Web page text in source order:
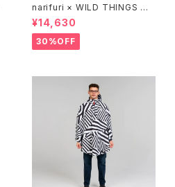
narifuri × WILD THINGS デ
¥14,630
30%OFF